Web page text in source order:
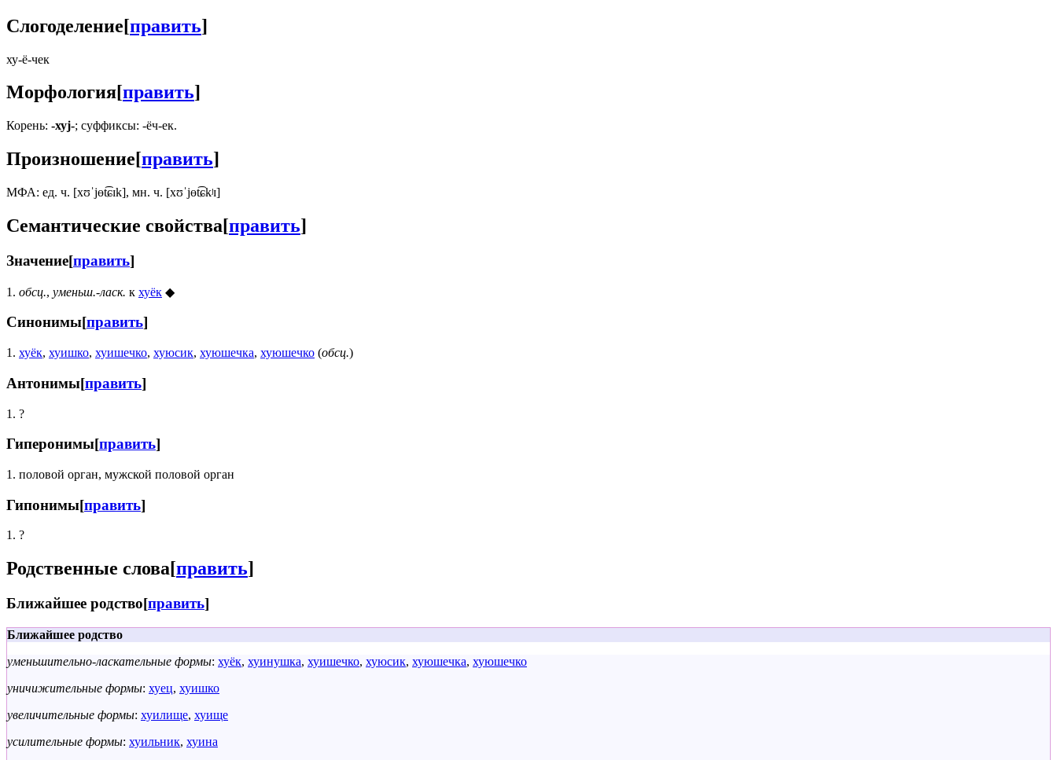
Слогоделение[править]
ху-ё-чек
Морфология[править]
Корень: -хуj-; суффиксы: -ёч-ек.
Произношение[править]
МФА: ед. ч. [xʊˈjɵt͡ɕɪk], мн. ч. [xʊˈjɵt͡ɕkʲɪ]
Семантические свойства[править]
Значение[править]
1. обсц., уменьш.-ласк. к хуёк ◆
Синонимы[править]
1. хуёк, хуишко, хуишечко, хуюсик, хуюшечка, хуюшечко (обсц.)
Антонимы[править]
1. ?
Гиперонимы[править]
1. половой орган, мужской половой орган
Гипонимы[править]
1. ?
Родственные слова[править]
Ближайшее родство[править]
Ближайшее родство
уменьшительно-ласкательные формы: хуёк, хуинушка, хуишечко, хуюсик, хуюшечка, хуюшечко
уничижительные формы: хуец, хуишко
увеличительные формы: хуилище, хуище
усилительные формы: хуильник, хуина